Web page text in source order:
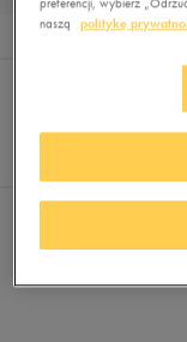
0
Wyników
naszą
politykę